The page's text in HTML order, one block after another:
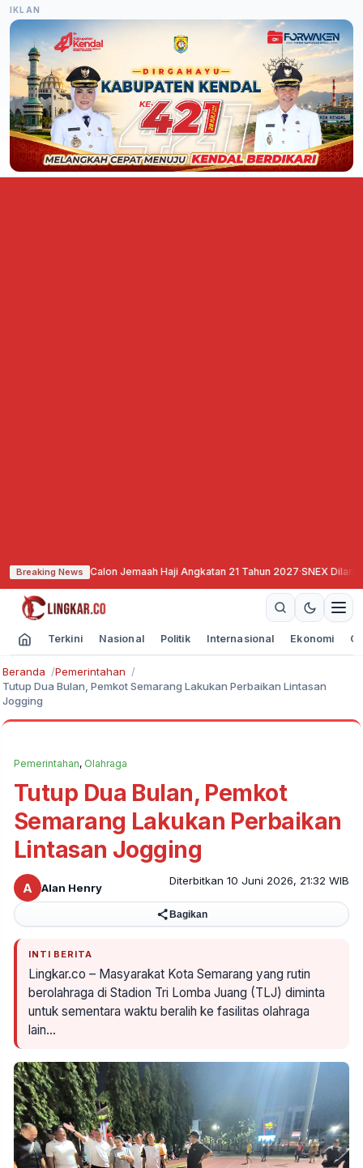
IKLAN
Breaking News
Calon Jemaah Haji Angkatan 21 Tahun 2027·SNEX Dilantik, Siap
Terkini Nasional Politik Internasional Ekonomi
Beranda
Pemerintahan
Tutup Dua Bulan, Pemkot Semarang Lakukan Perbaikan Lintasan
Jogging
Pemerintahan, Olahraga
Tutup Dua Bulan, Pemkot
Semarang Lakukan Perbaikan
Lintasan Jogging
A Alan Henry
Diterbitkan 10 Juni 2026, 21:32 WIB
Bagikan
INTI BERITA
Lingkar.co – Masyarakat Kota Semarang yang rutin
berolahraga di Stadion Tri Lomba Juang (TLJ) diminta
untuk sementara waktu beralih ke fasilitas olahraga
lain…